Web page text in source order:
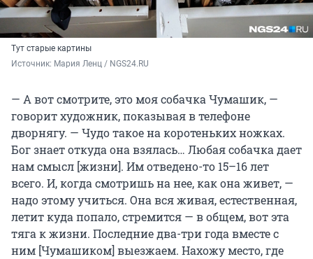
Тут старые картины
Источник: Мария Ленц / NGS24.RU
— А вот смотрите, это моя собачка Чумашик, —
говорит художник, показывая в телефоне
дворнягу. — Чудо такое на коротеньких ножках.
Бог знает откуда она взялась… Любая собачка дает
нам смысл [жизни]. Им отведено-то 15–16 лет
всего. И, когда смотришь на нее, как она живет, —
надо этому учиться. Она вся живая, естественная,
летит куда попало, стремится — в общем, вот эта
тяга к жизни. Последние два-три года вместе с
ним [Чумашиком] выезжаем. Нахожу место, где